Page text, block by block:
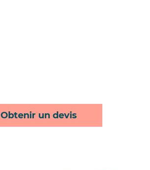
Obtenir un devis